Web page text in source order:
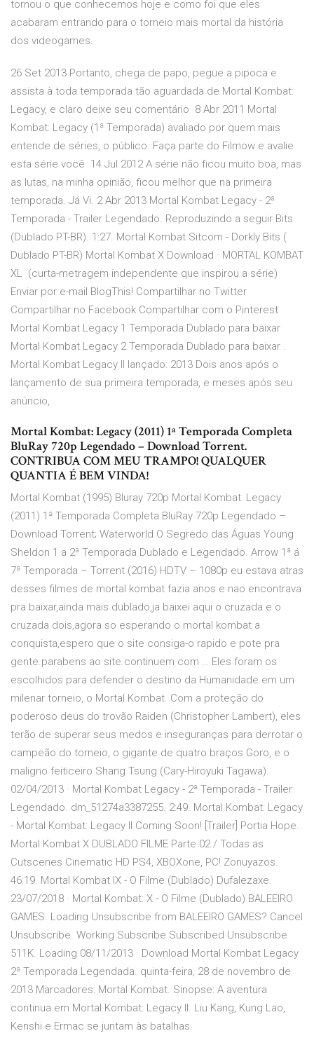
tornou o que conhecemos hoje e como foi que eles
acabaram entrando para o torneio mais mortal da história
dos videogames.
26 Set 2013 Portanto, chega de papo, pegue a pipoca e
assista à toda temporada tão aguardada de Mortal Kombat:
Legacy, e claro deixe seu comentário 8 Abr 2011 Mortal
Kombat: Legacy (1ª Temporada) avaliado por quem mais
entende de séries, o público. Faça parte do Filmow e avalie
esta série você 14 Jul 2012 A série não ficou muito boa, mas
as lutas, na minha opinião, ficou melhor que na primeira
temporada. Já Vi. 2 Abr 2013 Mortal Kombat Legacy - 2ª
Temporada - Trailer Legendado. Reproduzindo a seguir Bits
(Dublado PT-BR). 1:27. Mortal Kombat Sitcom - Dorkly Bits (
Dublado PT-BR) Mortal Kombat X Download · MORTAL KOMBAT
XL (curta-metragem independente que inspirou a série)
Enviar por e-mail BlogThis! Compartilhar no Twitter
Compartilhar no Facebook Compartilhar com o Pinterest
Mortal Kombat Legacy 1 Temporada Dublado para baixar
Mortal Kombat Legacy 2 Temporada Dublado para baixar .
Mortal Kombat Legacy II lançado: 2013 Dois anos após o
lançamento de sua primeira temporada, e meses após seu
anúncio,
Mortal Kombat: Legacy (2011) 1ª Temporada Completa
BluRay 720p Legendado – Download Torrent.
CONTRIBUA COM MEU TRAMPO! QUALQUER
QUANTIA É BEM VINDA!
Mortal Kombat (1995) Bluray 720p Mortal Kombat: Legacy
(2011) 1ª Temporada Completa BluRay 720p Legendado –
Download Torrent; Waterworld O Segredo das Águas Young
Sheldon 1 a 2ª Temporada Dublado e Legendado. Arrow 1ª á
7ª Temporada – Torrent (2016) HDTV – 1080p eu estava atras
desses filmes de mortal kombat fazia anos e nao encontrava
pra baixar,ainda mais dublado,ja baixei aqui o cruzada e o
cruzada dois,agora so esperando o mortal kombat a
conquista,espero que o site consiga-o rapido e pote pra
gente.parabens ao site.continuem com … Eles foram os
escolhidos para defender o destino da Humanidade em um
milenar torneio, o Mortal Kombat. Com a proteção do
poderoso deus do trovão Raiden (Christopher Lambert), eles
terão de superar seus medos e inseguranças para derrotar o
campeão do torneio, o gigante de quatro braços Goro, e o
maligno feiticeiro Shang Tsung (Cary-Hiroyuki Tagawa).
02/04/2013 · Mortal Kombat Legacy - 2ª Temporada - Trailer
Legendado. dm_51274a3387255. 2:49. Mortal Kombat: Legacy
- Mortal Kombat: Legacy II Coming Soon! [Trailer] Portia Hope.
Mortal Kombat X DUBLADO FILME Parte 02 / Todas as
Cutscenes Cinematic HD PS4, XBOXone, PC! Zonuyazos.
46:19. Mortal Kombat IX - O Filme (Dublado) Dufalezaxe.
23/07/2018 · Mortal Kombat: X - O Filme (Dublado) BALEEIRO
GAMES. Loading Unsubscribe from BALEEIRO GAMES? Cancel
Unsubscribe. Working Subscribe Subscribed Unsubscribe
511K. Loading 08/11/2013 · Download Mortal Kombat Legacy
2ª Temporada Legendada. quinta-feira, 28 de novembro de
2013 Marcadores: Mortal Kombat. Sinopse: A aventura
continua em Mortal Kombat: Legacy II. Liu Kang, Kung Lao,
Kenshi e Ermac se juntam às batalhas.